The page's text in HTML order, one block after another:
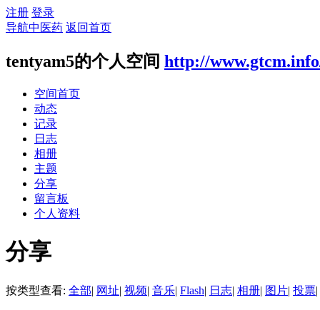
注册 登录
导航中医药 返回首页
tentyam5的个人空间 http://
空间首页
动态
记录
日志
相册
主题
分享
留言板
个人资料
分享
按类型查看: 全部| 网址| 视频| 音乐| Flash| 日志| 相册| 图片| 投票|